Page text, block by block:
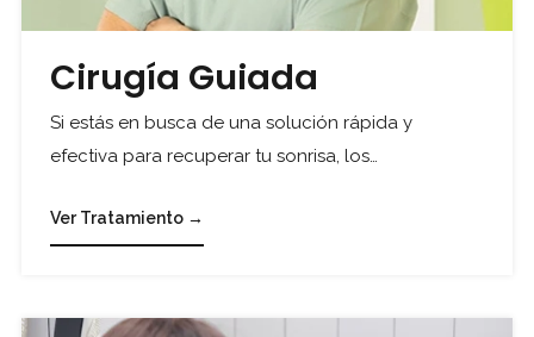
Cirugía Guiada
Si estás en busca de una solución rápida y
efectiva para recuperar tu sonrisa, los…
Ver Tratamiento →